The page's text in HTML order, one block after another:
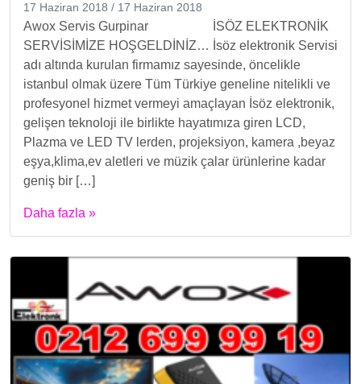
17 Haziran 2018 / 17 Haziran 2018
Awox Servis Gurpinar İSÖZ ELEKTRONİK
SERVİSİMİZE HOŞGELDİNİZ… İsöz elektronik Servisi
adı altında kurulan firmamız sayesinde, öncelikle
istanbul olmak üzere Tüm Türkiye geneline nitelikli ve
profesyonel hizmet vermeyi amaçlayan İsöz elektronik,
gelişen teknoloji ile birlikte hayatımıza giren LCD,
Plazma ve LED TV lerden, projeksiyon, kamera ,beyaz
eşya,klima,ev aletleri ve müzik çalar ürünlerine kadar
geniş bir […]
Daha fazla »